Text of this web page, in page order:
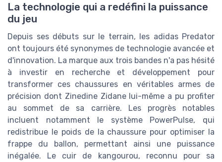
La technologie qui a redéfini la puissance
du jeu
Depuis ses débuts sur le terrain, les adidas Predator
ont toujours été synonymes de technologie avancée et
d'innovation. La marque aux trois bandes n'a pas hésité
à investir en recherche et développement pour
transformer ces chaussures en véritables armes de
précision dont Zinedine Zidane lui-même a pu profiter
au sommet de sa carrière. Les progrès notables
incluent notamment le système PowerPulse, qui
redistribue le poids de la chaussure pour optimiser la
frappe du ballon, permettant ainsi une puissance
inégalée. Le cuir de kangourou, reconnu pour sa